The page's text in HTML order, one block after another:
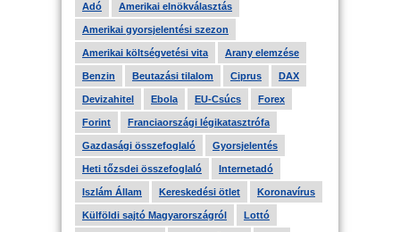
Adó Amerikai elnökválasztás
Amerikai gyorsjelentési szezon
Amerikai költségvetési vita Arany elemzése
Benzin Beutazási tilalom Ciprus DAX
Devizahitel Ebola EU-Csúcs Forex
Forint Franciaországi légikatasztrófa
Gazdasági összefoglaló Gyorsjelentés
Heti tőzsdei összefoglaló Internetadó
Iszlám Állam Kereskedési ötlet Koronavírus
Külföldi sajtó Magyarországról Lottó